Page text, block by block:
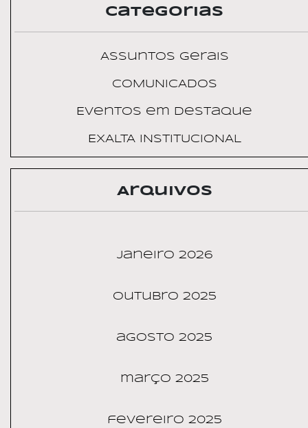
Categorias
Assuntos Gerais
COMUNICADOS
Eventos em Destaque
EXALTA INSTITUCIONAL
Arquivos
janeiro 2026
outubro 2025
agosto 2025
março 2025
fevereiro 2025